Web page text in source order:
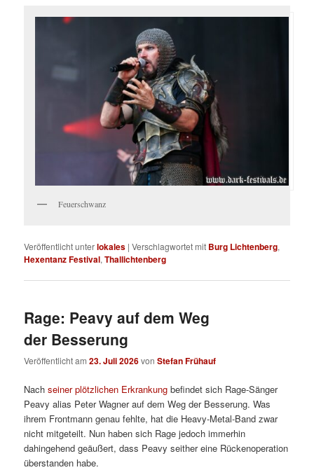
Feuerschwanz
Veröffentlicht unterlokales |Verschlagwortet mit Burg Lichtenberg,
Hexentanz Festival,Thallichtenberg
Rage: Peavy auf dem Weg
der Besserung
Veröffentlicht am23. Juli 2026vonStefan Frühauf
Nachseiner plötzlichen Erkrankung befindet sich Rage-Sänger
Peavy alias Peter Wagner auf dem Weg der Besserung. Was
ihrem Frontmann genau fehlte, hat die Heavy-Metal-Band zwar
nicht mitgeteilt. Nun haben sich Rage jedoch immerhin
dahingehend geäußert, dass Peavy seither eine Rückenoperation
überstanden habe.